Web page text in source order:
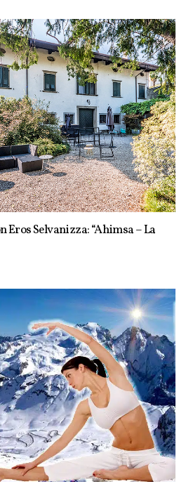
Eros Selvanizza: “Ahimsa – La